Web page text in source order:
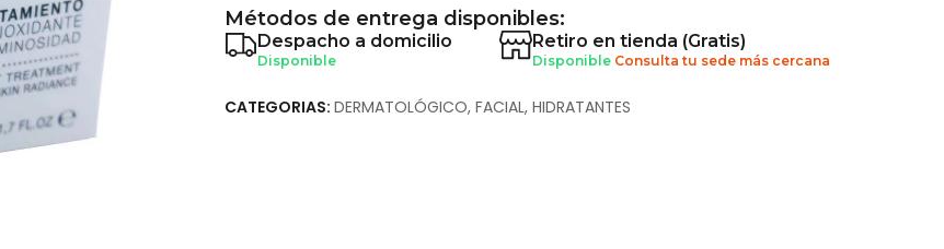
Métodos de entrega disponibles:
Despacho a domicilio
Disponible
Retiro en tienda (Gratis)
Disponible Consulta tu sede más cercana
CATEGORIAS: DERMATOLÓGICO, FACIAL, HIDRATANTES